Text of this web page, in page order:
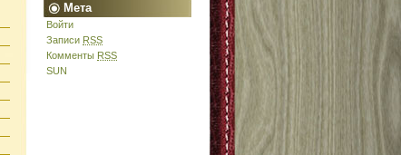
Мета
Войти
Записи RSS
Комменты RSS
SUN